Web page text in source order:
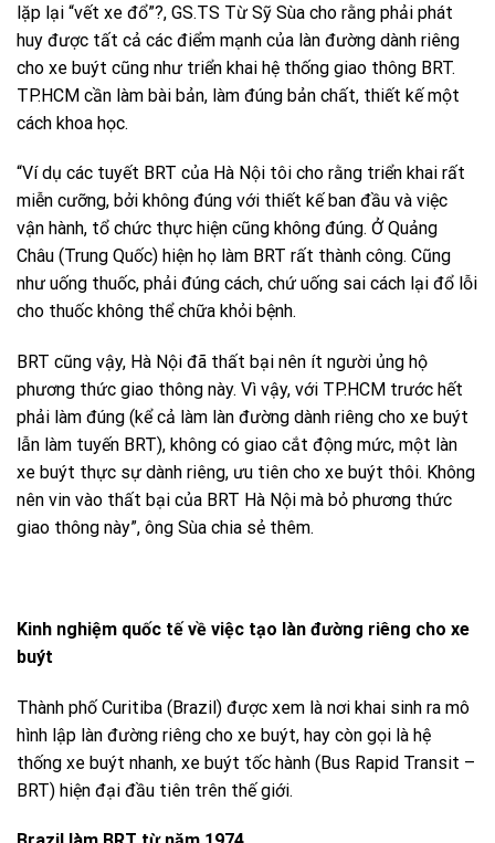
lặp lại “vết xe đổ”?, GS.TS Từ Sỹ Sùa cho rằng phải phát
huy được tất cả các điểm mạnh của làn đường dành riêng
cho xe buýt cũng như triển khai hệ thống giao thông BRT.
TP.HCM cần làm bài bản, làm đúng bản chất, thiết kế một
cách khoa học.
“Ví dụ các tuyết BRT của Hà Nội tôi cho rằng triển khai rất
miễn cưỡng, bởi không đúng với thiết kế ban đầu và việc
vận hành, tổ chức thực hiện cũng không đúng. Ở Quảng
Châu (Trung Quốc) hiện họ làm BRT rất thành công. Cũng
như uống thuốc, phải đúng cách, chứ uống sai cách lại đổ lỗi
cho thuốc không thể chữa khỏi bệnh.
BRT cũng vậy, Hà Nội đã thất bại nên ít người ủng hộ
phương thức giao thông này. Vì vậy, với TP.HCM trước hết
phải làm đúng (kể cả làm làn đường dành riêng cho xe buýt
lẫn làm tuyến BRT), không có giao cắt động mức, một làn
xe buýt thực sự dành riêng, ưu tiên cho xe buýt thôi. Không
nên vin vào thất bại của BRT Hà Nội mà bỏ phương thức
giao thông này”, ông Sùa chia sẻ thêm.
Kinh nghiệm quốc tế về việc tạo làn đường riêng cho xe
buýt
Thành phố Curitiba (Brazil) được xem là nơi khai sinh ra mô
hình lập làn đường riêng cho xe buýt, hay còn gọi là hệ
thống xe buýt nhanh, xe buýt tốc hành (Bus Rapid Transit –
BRT) hiện đại đầu tiên trên thế giới.